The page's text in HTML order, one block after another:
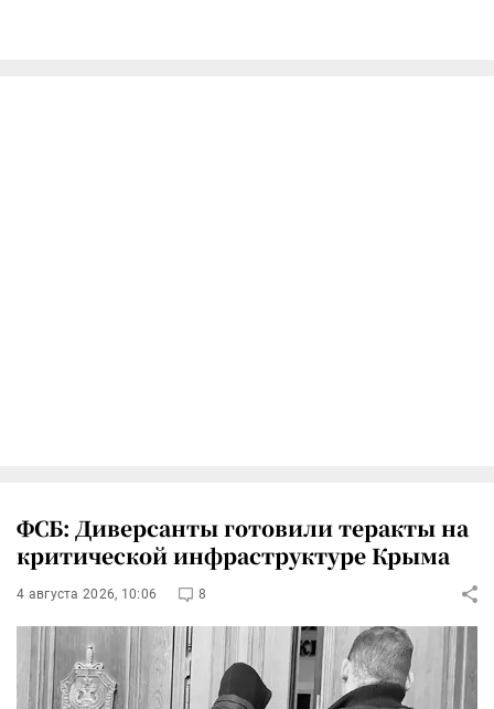
ФСБ: Диверсанты готовили теракты на
критической инфраструктуре Крыма
4 августа 2026, 10:06 8